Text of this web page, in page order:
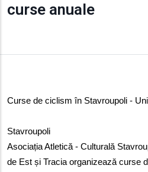
curse anuale
Curse de ciclism în Stavroupoli -
Stavroupoli
Asociația Atletică - Culturală
de Est și Tracia organizează curse